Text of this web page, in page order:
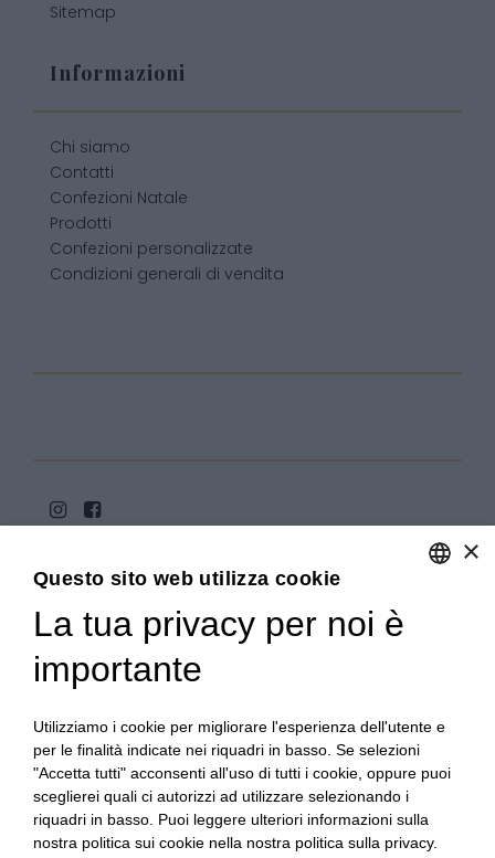
Sitemap
Informazioni
Chi siamo
Contatti
Confezioni Natale
Prodotti
Confezioni personalizzate
Condizioni generali di vendita
Copyright 2020© Regali Digusto è un marchio di Olio
10022 Carmagnola (TO) - PIVA 07980320019
Creato da:etinet.it
×
Questo sito web utilizza cookie
La tua privacy per noi è
importante
Utilizziamo i cookie per migliorare l'esperienza dell'utente e
per le finalità indicate nei riquadri in basso. Se selezioni
"Accetta tutti" acconsenti all'uso di tutti i cookie, oppure puoi
sceglierei quali ci autorizzi ad utilizzare selezionando i
riquadri in basso. Puoi leggere ulteriori informazioni sulla
nostra politica sui cookie nella nostra politica sulla privacy.